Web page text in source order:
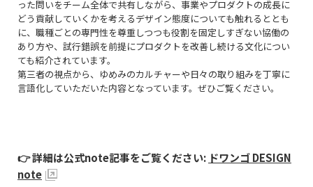
った問いをチーム全体で共有しながら、事業やプロダクトの成長に
どう貢献していくかを考えるデザイン態度についても触れるととも
に、職種ごとの専門性を尊重しつつも役割を固定しすぎない協働の
あり方や、試行錯誤を前提にプロダクトを改善し続ける文化につい
ても紹介されています。
第三者の視点から、ゆめみのカルチャーや日々の取り組みを丁寧に
言語化していただいた内容となっています。ぜひご覧ください。
👉詳細は公式note記事をご覧ください: ドワンゴ DESIGN
note